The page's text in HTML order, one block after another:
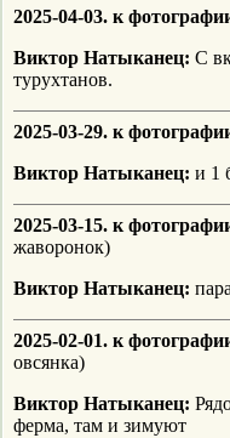
2025-04-03. к
Виктор Натыканец: С
турухтанов.
2025-03-29. к
Виктор Натыканец: и 1
2025-03-15. к
жаворонок)
Виктор Натыканец: пара
2025-02-01. к
овсянка)
Виктор Натыканец:
ферма, там и зимуют